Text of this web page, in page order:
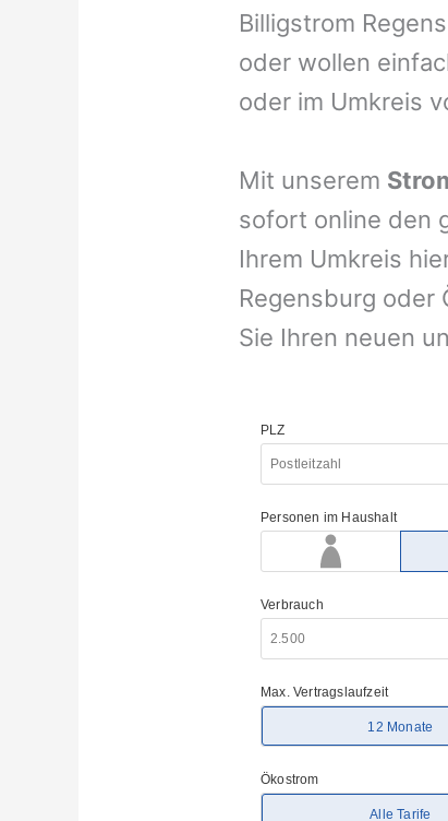
Billigstrom
oder wollen
oder im Umkreis
Mit unserem
sofort online den
Ihrem Umkreis
Regensburg oder
Sie Ihren neuen